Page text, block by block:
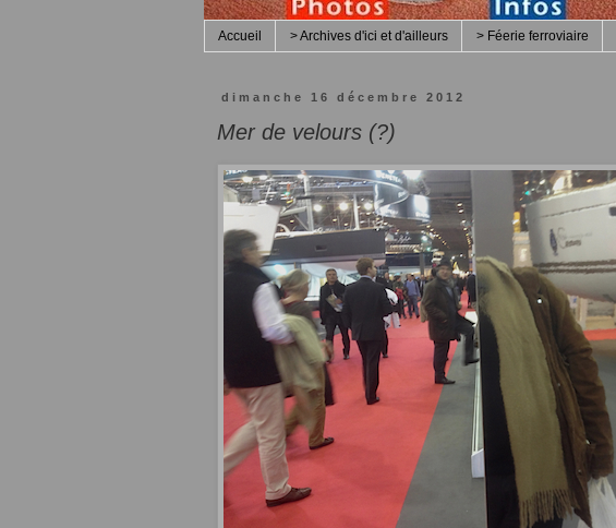
Accueil > Archives d'ici et d'ailleurs > Féerie ferroviaire
dimanche 16 décembre 2012
Mer de velours (?)